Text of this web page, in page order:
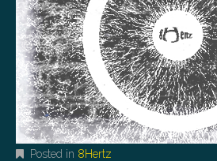
Posted in 8Hertz